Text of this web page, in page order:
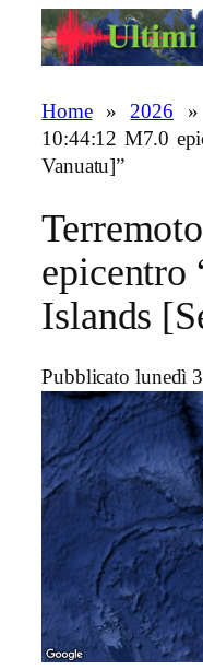
Home»2026 »
10:44:12 M7.0
Vanuatu]”
epicentro
Islands
Pubblicato lunedì